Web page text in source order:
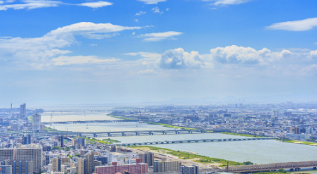
大阪の不動産管理会社 株式会社LCマネジメント 不動産管理エリア>大阪市淀川区
大阪市淀川区で賃貸管理をお考えの
オーナー様へ